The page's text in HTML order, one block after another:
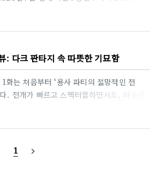
.2️⃣ 연재 현황매주 수요일 00시(한국 기준)
23시에 영어·스페인어 등 9개 국어로 제공
: 다크 판타지 속 따뜻한 기묘함
화는 처음부터 ‘용사 파티의 절망적인 전
. 전개가 빠르고 스펙터클하면서도, 마수왕
높았습니다. 이후 찾아보니 원작은 이와하라
기준) & 애니메이션 대비 포인
7월 9일 예정)50화(매주 월요일 업데이트)
재 플랫폼LINE 망가, Comi..
1 navigate_next